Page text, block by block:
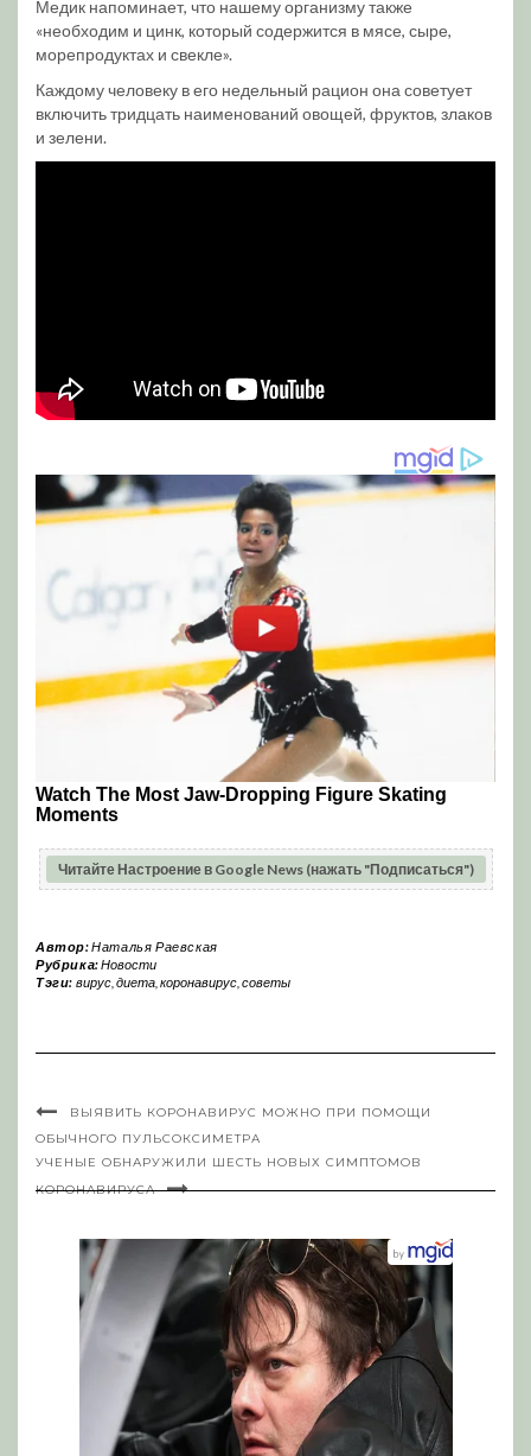
Медик напоминает, что нашему организму также
«необходим и цинк, который содержится в мясе, сыре,
морепродуктах и свекле».
Каждому человеку в его недельный рацион она советует
включить тридцать наименований овощей, фруктов, злаков
и зелени.
Читайте Настроение в Google News (нажать "Подписаться")
Автор:Наталья Раевская
Рубрика:Новости
Тэги: вирус, диета, коронавирус, советы
ВЫЯВИТЬ КОРОНАВИРУС МОЖНО ПРИ ПОМОЩИ
ОБЫЧНОГО ПУЛЬСОКСИМЕТРА
УЧЕНЫЕ ОБНАРУЖИЛИ ШЕСТЬ НОВЫХ СИМПТОМОВ
КОРОНАВИРУСА